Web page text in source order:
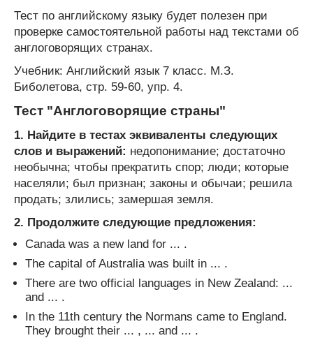
Тест по английскому языку будет полезен при
проверке самостоятельной работы над текстами об
англоговорящих странах.
Учебник: Английский язык 7 класс. М.З.
Биболетова, стр. 59-60, упр. 4.
Тест "Англоговорящие страны"
1. Найдите в тестах эквиваленты следующих
слов и выражений: недопонимание; достаточно
необычна; чтобы прекратить спор; люди; которые
населяли; был признан; законы и обычаи; решила
продать; злились; замершая земля.
2. Продолжите следующие предложения:
Canada was a new land for ... .
The capital of Australia was built in ... .
There are two official languages in New Zealand: ...
and ... .
In the 11th century the Normans came to England.
They brought their ... , ... and ... .